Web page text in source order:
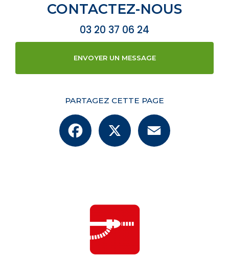
CONTACTEZ-NOUS
03 20 37 06 24
ENVOYER UN MESSAGE
PARTAGEZ CETTE PAGE
Facebook